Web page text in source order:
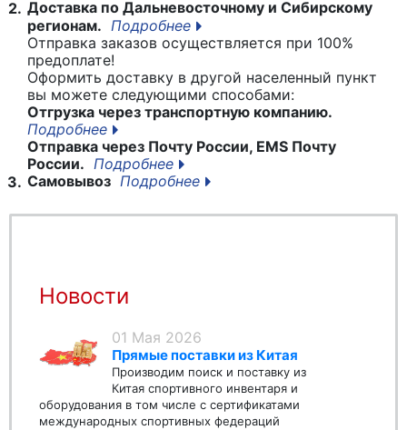
2. Доставка по Дальневосточному и Сибирскому
регионам. Подробнее
Отправка заказов осуществляется при 100%
предоплате!
Оформить доставку в другой населенный пункт
вы можете следующими способами:
Отгрузка через транспортную компанию.
Подробнее
Отправка через Почту России, EMS Почту
России. Подробнее
3. Самовывоз Подробнее
Новости
01 Мая 2026
Прямые поставки из Китая
Производим поиск и поставку из
Китая спортивного инвентаря и
оборудования в том числе с сертификатами
международных спортивных федераций